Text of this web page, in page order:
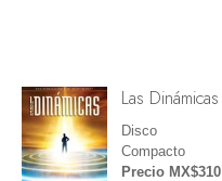
Las Dinámicas
Disco
Compacto
Precio MX$310